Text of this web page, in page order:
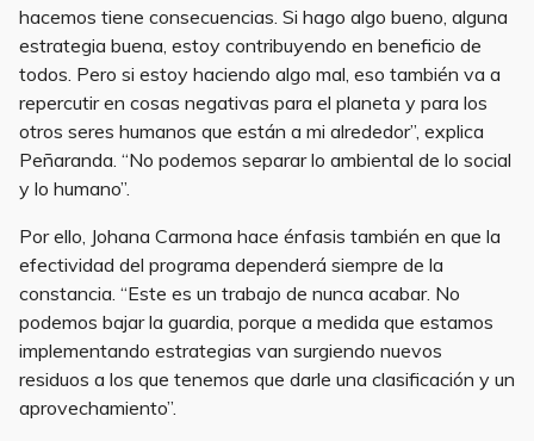
hacemos tiene consecuencias. Si hago algo bueno, alguna
estrategia buena, estoy contribuyendo en beneficio de
todos. Pero si estoy haciendo algo mal, eso también va a
repercutir en cosas negativas para el planeta y para los
otros seres humanos que están a mi alrededor”, explica
Peñaranda. “No podemos separar lo ambiental de lo social
y lo humano”.
Por ello, Johana Carmona hace énfasis también en que la
efectividad del programa dependerá siempre de la
constancia. “Este es un trabajo de nunca acabar. No
podemos bajar la guardia, porque a medida que estamos
implementando estrategias van surgiendo nuevos
residuos a los que tenemos que darle una clasificación y un
aprovechamiento”.